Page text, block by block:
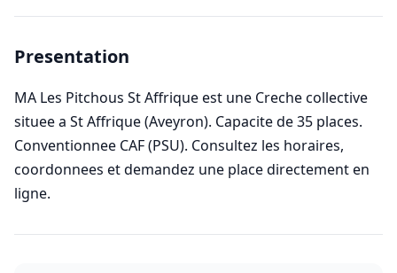
Presentation
MA Les Pitchous St Affrique est une Creche collective
situee a St Affrique (Aveyron). Capacite de 35 places.
Conventionnee CAF (PSU). Consultez les horaires,
coordonnees et demandez une place directement en
ligne.